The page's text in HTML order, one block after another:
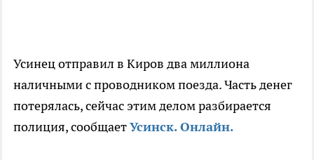
Усинец отправил в Киров два миллиона
наличными с проводником поезда. Часть денег
потерялась, сейчас этим делом разбирается
полиция, сообщаетУсинск. Онлайн.